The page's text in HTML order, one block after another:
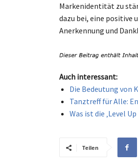
Markenidentität zu
dazu bei, eine positive
Anerkennung und
Auch interessant:
Die Bedeutung von
Tanztreff für Alle:
Was ist die ‚Level
Teilen